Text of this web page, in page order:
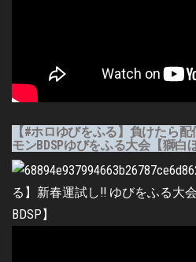
【#ホロゆびをふる】負けたら
モンBDSPゆびをふる大会【獅白